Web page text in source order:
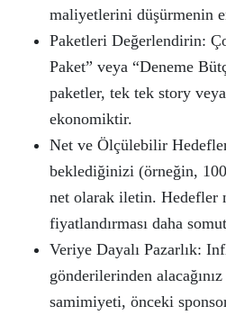
maliyetlerini düşürmenin
Paketleri Değerlendirin:
Paket” veya “Deneme
paketler, tek tek story
ekonomiktir.
Net ve Ölçülebilir
beklediğinizi (örneğin,
net olarak iletin. Hedefler
fiyatlandırması daha
Veriye Dayalı Pazarlık:
gönderilerinden
samimiyeti, önceki